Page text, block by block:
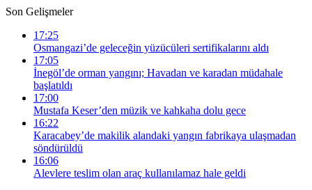
Son Gelişmeler
17:25
Osmangazi’de geleceğin yüzücüleri sertifikalarını aldı
17:05
İnegöl’de orman yangını; Havadan ve karadan müdahale
başlatıldı
17:00
Mustafa Keser’den müzik ve kahkaha dolu gece
16:22
Karacabey’de makilik alandaki yangın fabrikaya ulaşmadan
söndürüldü
16:06
Alevlere teslim olan araç kullanılamaz hale geldi